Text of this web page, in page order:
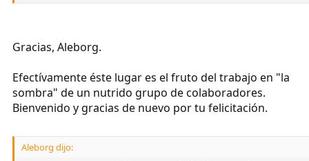
Gracias, Aleborg.
Efectívamente éste lugar es el fruto del trabajo en "la
sombra" de un nutrido grupo de colaboradores.
Bienvenido y gracias de nuevo por tu felicitación.
Aleborg dijo: